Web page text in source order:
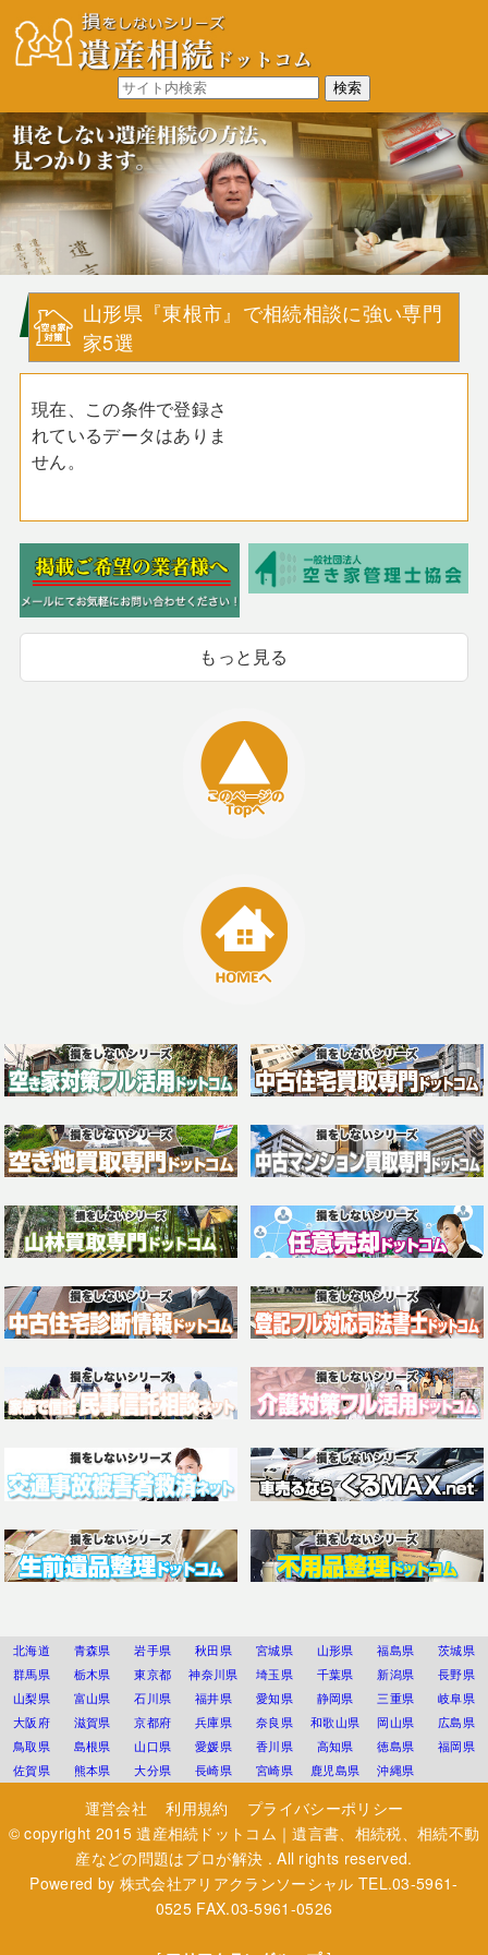
山形県『東根市』で相続相談に強い専門
家5選
現在、この条件で登録さ
れているデータはありま
せん。
もっと見る
北海道 青森県 岩手県 秋田県 宮城県 山形県 福島県
茨城県
群馬県
栃木県 東京都 神奈川県 埼玉県 千葉県 新潟県
長野県
山梨県
富山県 石川県 福井県 愛知県 静岡県 三重県
岐阜県
大阪府
滋賀県 京都府 兵庫県 奈良県 和歌山県 岡山県
広島県
鳥取県
島根県 山口県 愛媛県 香川県 高知県 徳島県
福岡県
佐賀県
熊本県 大分県 長崎県 宮崎県 鹿児島県 沖縄県
運営会社 利用規約
プライバシーポリシー
© copyright 2015遺産相続ドットコム｜遺言書、相続税、相続不動
産などの問題はプロが解決 . All rights reserved.
Powered by 株式会社アリアクランソーシャル TEL.03-5961-
0525 FAX.03-5961-0526